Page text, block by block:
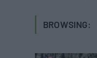
BROWSING: